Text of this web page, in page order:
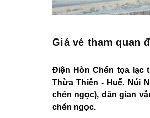
Giá vé tham quan
Điện Hòn Chén tọa lạc
Thừa Thiên - Huế. Núi
chén ngọc), dân gian
chén ngọc.